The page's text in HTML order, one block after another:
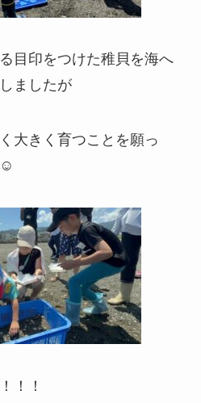
目印をつけた稚貝を海へ
ましたが
大きく育つことを願っ
☺︎
！！